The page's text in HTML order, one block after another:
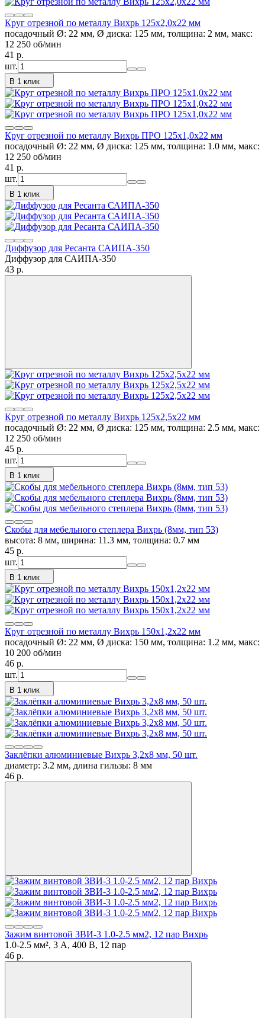
Круг отрезной по металлу Вихрь 125х2,0х22 мм
посадочный Ø: 22 мм, Ø диска: 125 мм, толщина: 2 мм, макс:
12 250 об/мин
41 p.
шт.
В 1 клик
Круг отрезной по металлу Вихрь ПРО 125х1,0х22 мм
посадочный Ø: 22 мм, Ø диска: 125 мм, толщина: 1.0 мм, макс:
12 250 об/мин
41 p.
шт.
В 1 клик
Диффузор для Ресанта САИПА-350
Диффузор для САИПА-350
43 p.
Круг отрезной по металлу Вихрь 125х2,5х22 мм
посадочный Ø: 22 мм, Ø диска: 125 мм, толщина: 2.5 мм, макс:
12 250 об/мин
45 p.
шт.
В 1 клик
Скобы для мебельного степлера Вихрь (8мм, тип 53)
высота: 8 мм, ширина: 11.3 мм, толщина: 0.7 мм
45 p.
шт.
В 1 клик
Круг отрезной по металлу Вихрь 150х1,2х22 мм
посадочный Ø: 22 мм, Ø диска: 150 мм, толщина: 1.2 мм, макс:
10 200 об/мин
46 p.
шт.
В 1 клик
Заклёпки алюминиевые Вихрь 3,2х8 мм, 50 шт.
диаметр: 3.2 мм, длина гильзы: 8 мм
46 p.
Зажим винтовой ЗВИ-3 1.0-2.5 мм2, 12 пар Вихрь
1.0-2.5 мм², 3 А, 400 В, 12 пар
46 p.